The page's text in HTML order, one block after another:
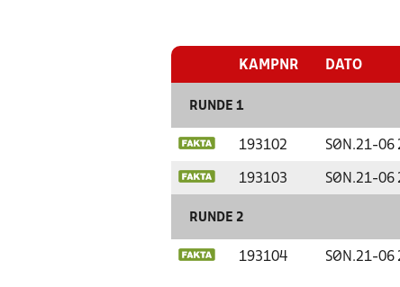
KAMPNR DATO
RUNDE 1
193102 SØN.21-06
193103 SØN.21-06
RUNDE 2
193104 SØN.21-06